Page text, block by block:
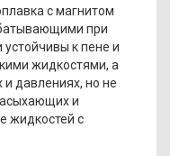
с магнитом
при
к пене и
жидкостями, а
давлениях, но не
и
жидкостей с